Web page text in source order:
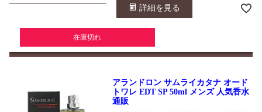
詳細を見る
在庫切れ
アランドロン サムライカタナ オード
トワレ EDT SP 50ml メンズ 人気香水
通販